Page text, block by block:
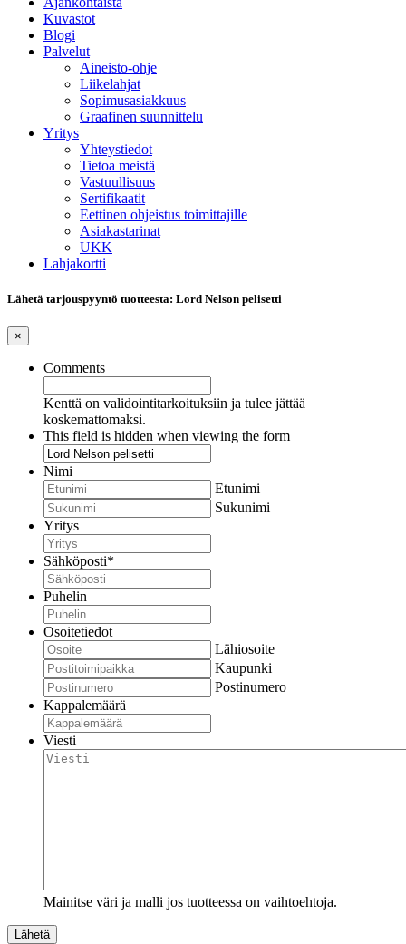
Kuvastot
Blogi
Palvelut
Aineisto-ohje
Liikelahjat
Sopimusasiakkuus
Graafinen suunnittelu
Yritys
Yhteystiedot
Tietoa meistä
Vastuullisuus
Sertifikaatit
Eettinen ohjeistus toimittajille
Asiakastarinat
UKK
Lahjakortti
Lähetä tarjouspyyntö tuotteesta: Lord Nelson pelisetti
×
Comments
Kenttä on validointitarkoituksiin ja tulee jättää
koskemattomaksi.
This field is hidden when viewing the form
Nimi
Etunimi
Sukunimi
Yritys
Sähköposti*
Puhelin
Osoitetiedot
Lähiosoite
Kaupunki
Postinumero
Kappalemäärä
Viesti
Mainitse väri ja malli jos tuotteessa on vaihtoehtoja.